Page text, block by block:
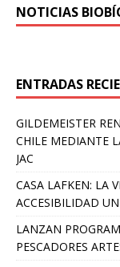
NOTICIAS
ENTRADAS
GILDEMEISTER
CHILE MEDIANTE
JAC
CASA LAFKEN: LA
ACCESIBILIDAD
LANZAN
PESCADORES